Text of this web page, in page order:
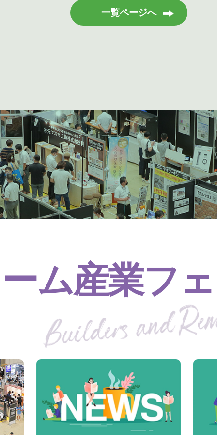
一覧ページへ
ム産業フ